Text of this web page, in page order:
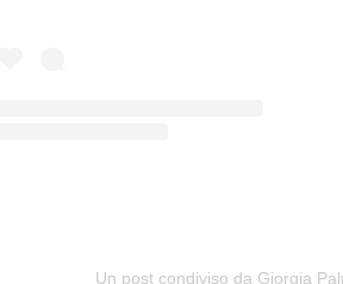
Un post condiviso da Giorgia